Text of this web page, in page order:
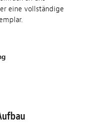
eine vollständige